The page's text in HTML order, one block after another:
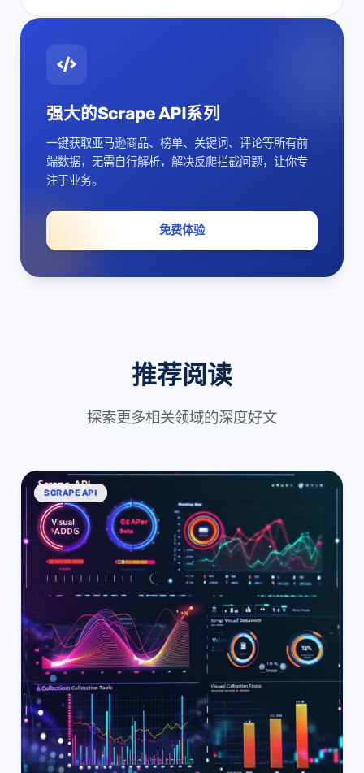
强大的Scrape API系列
一键获取亚马逊商品、榜单、关键词、评论等所有前
端数据，无需自行解析，解决反爬拦截问题，让你专
注于业务。
免费体验
推荐阅读
探索更多相关领域的深度好文
SCRAPE API